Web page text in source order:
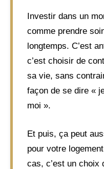
Investir dans un
comme prendre
longtemps. C’est
c’est choisir de
sa vie, sans
façon de se dire «
moi ».
Et puis, ça peut
pour votre
cas, c’est un choix